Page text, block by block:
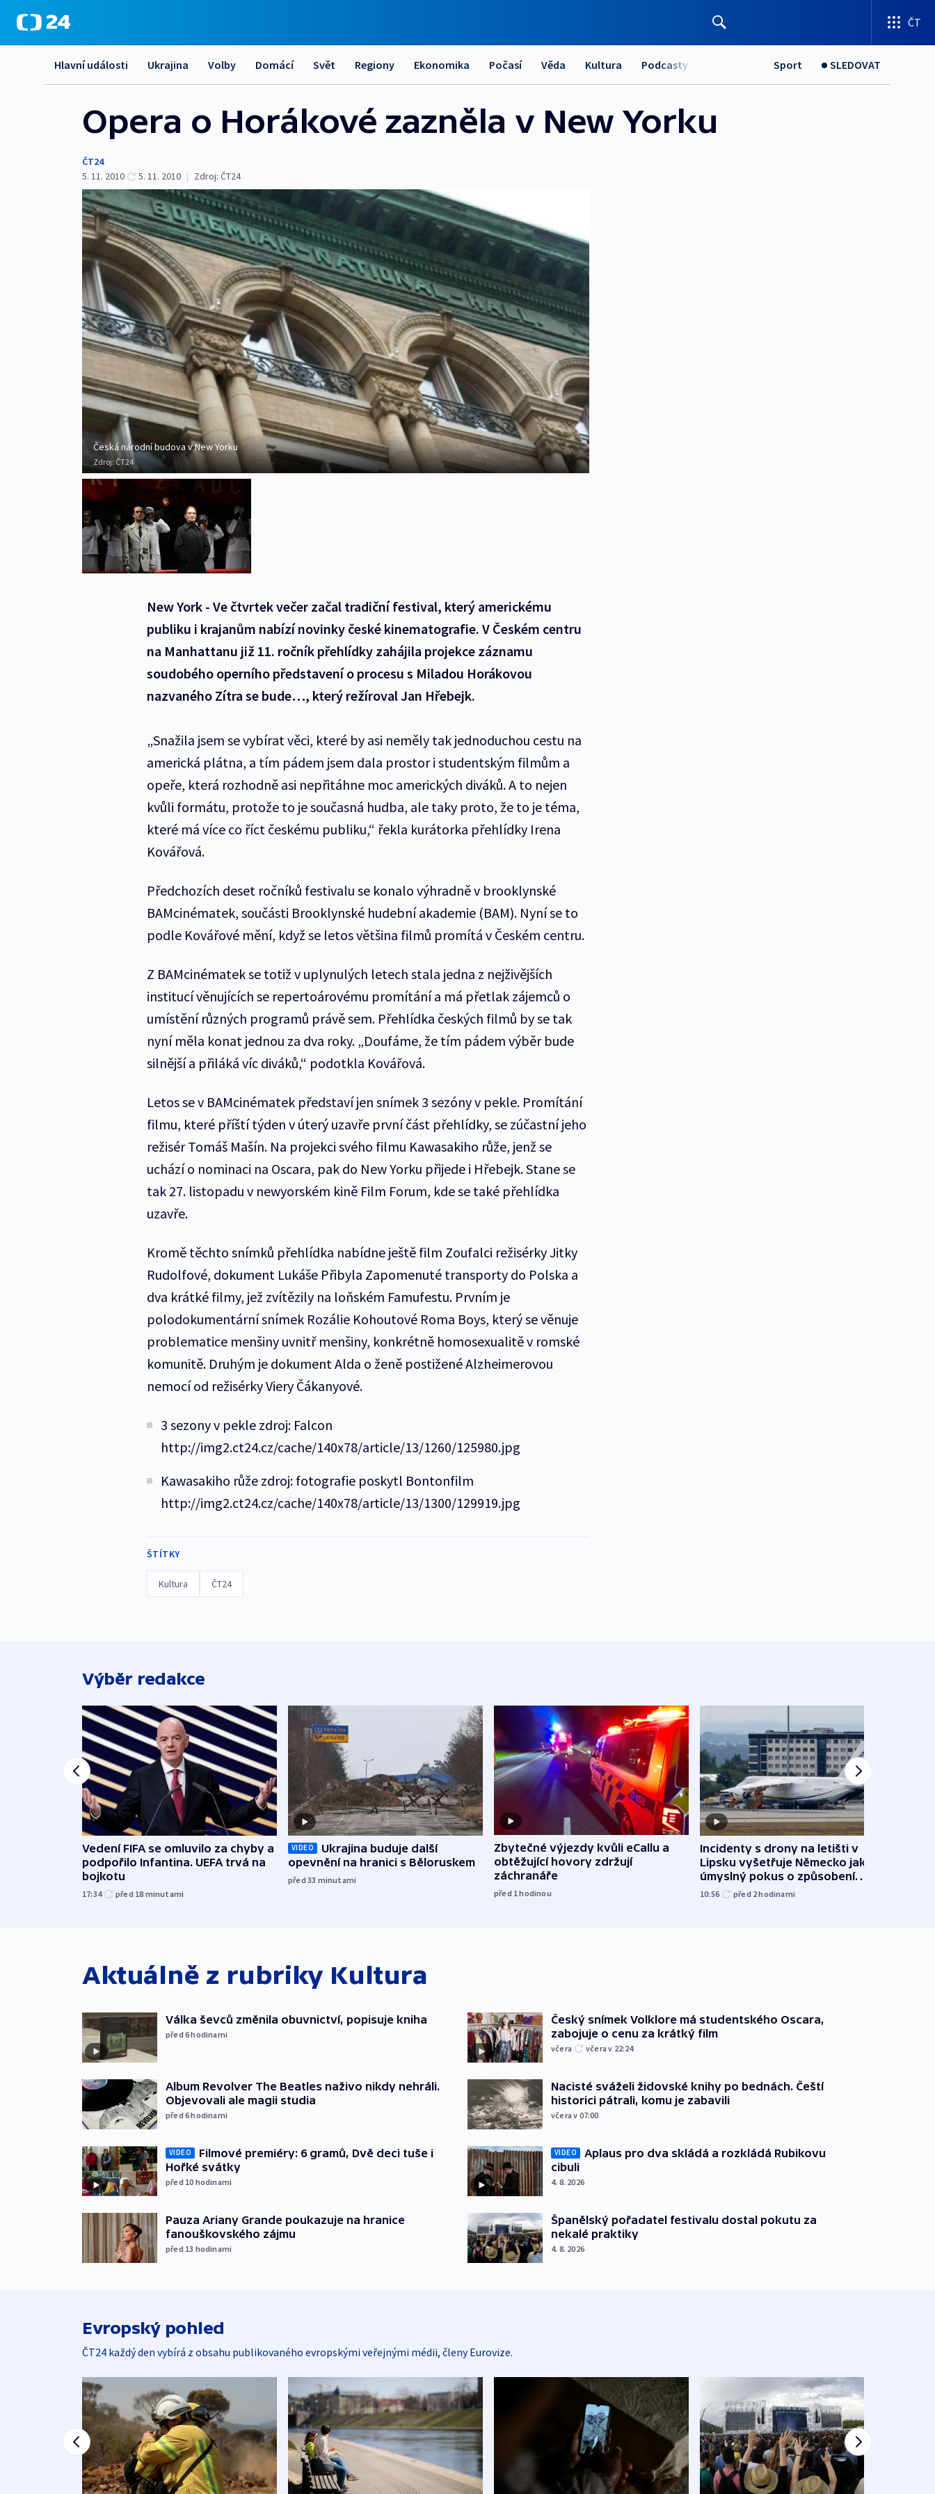
ČT
Hlavní události Ukrajina Volby Domácí Svět Regiony Ekonomika Počasí Věda Kultura Podcasty Sport SLEDOVAT
Opera o Horákové zazněla v New Yorku
ČT24
5. 11. 2010
5. 11. 2010 | Zdroj: ČT24
Česká národní budova v New Yorku
Zdroj: ČT24
New York - Ve čtvrtek večer začal tradiční festival, který americkému
publiku i krajanům nabízí novinky české kinematografie. V Českém centru
na Manhattanu již 11. ročník přehlídky zahájila projekce záznamu
soudobého operního představení o procesu s Miladou Horákovou
nazvaného Zítra se bude…, který režíroval Jan Hřebejk.
„Snažila jsem se vybírat věci, které by asi neměly tak jednoduchou cestu na
americká plátna, a tím pádem jsem dala prostor i studentským filmům a
opeře, která rozhodně asi nepřitáhne moc amerických diváků. A to nejen
kvůli formátu, protože to je současná hudba, ale taky proto, že to je téma,
které má více co říct českému publiku,“ řekla kurátorka přehlídky Irena
Kovářová.
Předchozích deset ročníků festivalu se konalo výhradně v brooklynské
BAMcinématek, součásti Brooklynské hudební akademie (BAM). Nyní se to
podle Kovářové mění, když se letos většina filmů promítá v Českém centru.
Z BAMcinématek se totiž v uplynulých letech stala jedna z nejživějších
institucí věnujících se repertoárovému promítání a má přetlak zájemců o
umístění různých programů právě sem. Přehlídka českých filmů by se tak
nyní měla konat jednou za dva roky. „Doufáme, že tím pádem výběr bude
silnější a přiláká víc diváků,“ podotkla Kovářová.
Letos se v BAMcinématek představí jen snímek 3 sezóny v pekle. Promítání
filmu, které příští týden v úterý uzavře první část přehlídky, se zúčastní jeho
režisér Tomáš Mašín. Na projekci svého filmu Kawasakiho růže, jenž se
uchází o nominaci na Oscara, pak do New Yorku přijede i Hřebejk. Stane se
tak 27. listopadu v newyorském kině Film Forum, kde se také přehlídka
uzavře.
Kromě těchto snímků přehlídka nabídne ještě film Zoufalci režisérky Jitky
Rudolfové, dokument Lukáše Přibyla Zapomenuté transporty do Polska a
dva krátké filmy, jež zvítězily na loňském Famufestu. Prvním je
polodokumentární snímek Rozálie Kohoutové Roma Boys, který se věnuje
problematice menšiny uvnitř menšiny, konkrétně homosexualitě v romské
komunitě. Druhým je dokument Alda o ženě postižené Alzheimerovou
nemocí od režisérky Viery Čákanyové.
3 sezony v pekle zdroj: Falcon
http://img2.ct24.cz/cache/140x78/article/13/1260/125980.jpg
Kawasakiho růže zdroj: fotografie poskytl Bontonfilm
http://img2.ct24.cz/cache/140x78/article/13/1300/129919.jpg
ŠTÍTKY
Kultura ČT24
Výběr redakce
Vedení FIFA se omluvilo za chyby a
podpořilo Infantina. UEFA trvá na
bojkotu
17:34 před 18 minutami
VIDEO
Ukrajina buduje další
opevnění na hranici s Běloruskem
před 33 minutami
Zbytečné výjezdy kvůli eCallu a
obtěžující hovory zdržují
záchranáře
před 1hodinou
Incidenty s drony na letišti v
Lipsku vyšetřuje Německo jako
úmyslný pokus o způsobení
exploze
10:56 před 2hodinami
Aktuálně z rubriky Kultura
Válka ševců změnila obuvnictví, popisuje kniha
před 6hodinami
Album Revolver The Beatles naživo nikdy nehráli.
Objevovali ale magii studia
před 6hodinami
VIDEO
Filmové premiéry: 6 gramů, Dvě deci tuše i
Hořké svátky
před 10 hodinami
Pauza Ariany Grande poukazuje na hranice
fanouškovského zájmu
před 13 hodinami
Český snímek Volklore má studentského Oscara,
zabojuje o cenu za krátký film
včera včera v 22:24
Nacisté sváželi židovské knihy po bednách. Čeští
historici pátrali, komu je zabavili
včera v 07:00
VIDEO
Aplaus pro dva skládá a rozkládá Rubikovu
cibuli
4. 8. 2026
Španělský pořadatel festivalu dostal pokutu za
nekalé praktiky
4. 8. 2026
Evropský pohled
ČT24 každý den vybírá z obsahu publikovaného evropskými veřejnými médii, členy Eurovize.